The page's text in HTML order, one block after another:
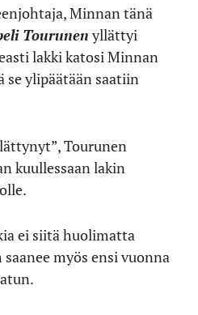
Minnan tänä
Tourunenyllättyi
lakki katosi Minnan
se ylipäätään saatiin
Tourunen
kuullessaan lakin
ei siitä huolimatta
myös ensi vuonna